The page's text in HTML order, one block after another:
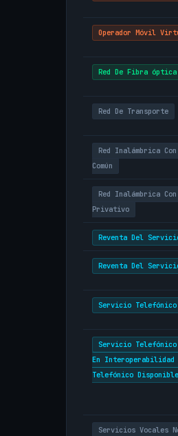
Operador Móvil
Red De Fibra óptica
Red De Transporte
Red Inalámbrica
Común
Red Inalámbrica
Privativo
Reventa Del
Reventa Del
Servicio
Servicio Telefónico
En Interoperabilidad
Telefónico
Servicios Vocales